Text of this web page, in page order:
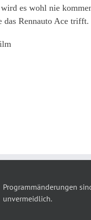
es wohl nie
das Rennauto Ace trifft.
Programmänderungen
unvermeidlich.